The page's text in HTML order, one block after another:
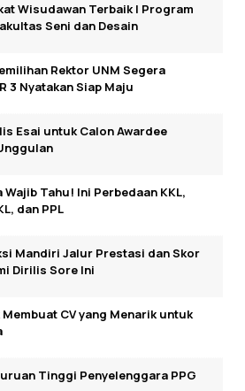
Wisudawan Terbaik I Program
Seni dan Desain
Rektor UNM Segera
3 Nyatakan Siap Maju
Esai untuk Calon Awardee
Wajib Tahu! Ini Perbedaan KKL,
dan PPL
Mandiri Jalur Prestasi dan Skor
Dirilis Sore Ini
CV yang Menarik untuk
Tinggi Penyelenggara PPG